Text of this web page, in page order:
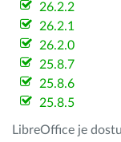
26.2.2
26.2.1
26.2.0
25.8.7
25.8.6
25.8.5
LibreOffice je